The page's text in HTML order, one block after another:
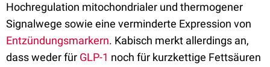
Hochregulation mitochondrialer und thermogener
Signalwege sowie eine verminderte Expression von
Entzündungsmarkern. Kabisch merkt allerdings an,
dass weder für GLP-1 noch für kurzkettige Fettsäuren